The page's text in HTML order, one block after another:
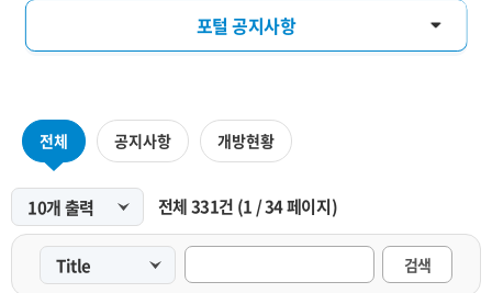
포털 공지사항
전체 공지사항 개방현황
전체331건 (1 /34페이지)
검색